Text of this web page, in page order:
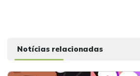
Notícias relacionadas